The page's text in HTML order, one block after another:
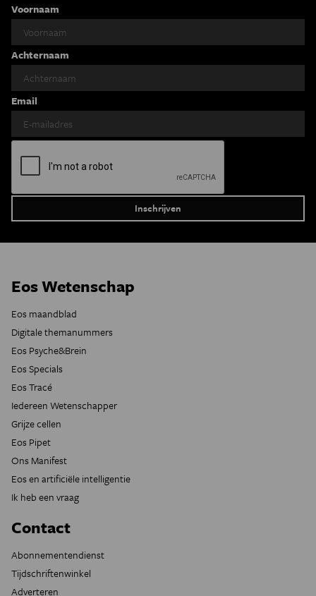
Voornaam
Achternaam
Email
Eos Wetenschap
Eos maandblad
Digitale themanummers
Eos Psyche&Brein
Eos Specials
Eos Tracé
Iedereen Wetenschapper
Grijze cellen
Eos Pipet
Ons Manifest
Eos en artificiële intelligentie
Ik heb een vraag
Contact
Abonnementendienst
Tijdschriftenwinkel
Adverteren